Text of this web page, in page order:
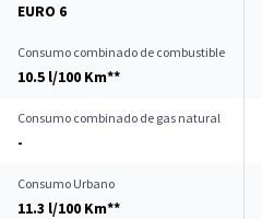
EURO 6
Consumo combinado de combustible
10.5 l/100 Km**
Consumo combinado de gas natural
-
Consumo Urbano
11.3 l/100 Km**